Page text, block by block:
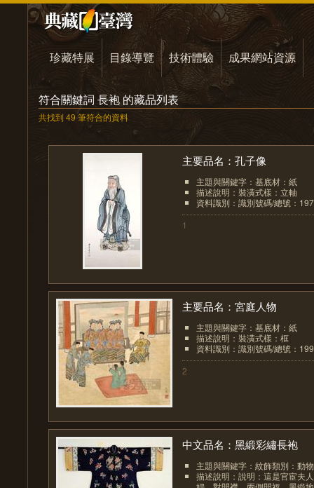
珍藏特展 目錄導覽 技術體驗 成果網站資源
符合關鍵詞 長袍 的藏品列表
共找到 49 筆符合的資料
主要品名：孔子像
主題與關鍵字：基底材：紙
描述說明：裝潢式樣：立軸
資料識別：識別號碼/總號：
1
主要品名：宮庭人物
主題與關鍵字：基底材：紙
描述說明：裝潢式樣：框
資料識別：識別號碼/總號：
2
中文品名：黑緞彩繡長袍
主題與關鍵字：紋飾類別：動
描述說明：說明：這是官宦夫